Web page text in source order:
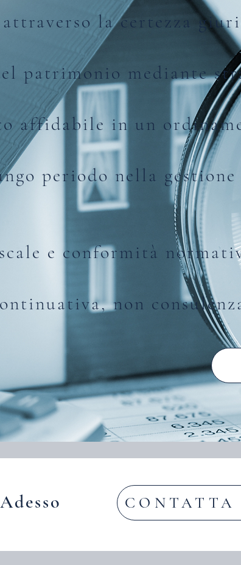
la certezza
patrimonio mediante
affidabile in un
periodo nella
e conformità
non
CONTATTA